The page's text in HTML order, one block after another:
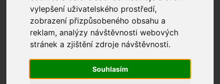
vylepšení uživatelského prostředí,
zobrazení přizpůsobeného obsahu a
reklam, analýzy návštěvnosti webových
stránek a zjištění zdroje návštěvnosti.
Souhlasím